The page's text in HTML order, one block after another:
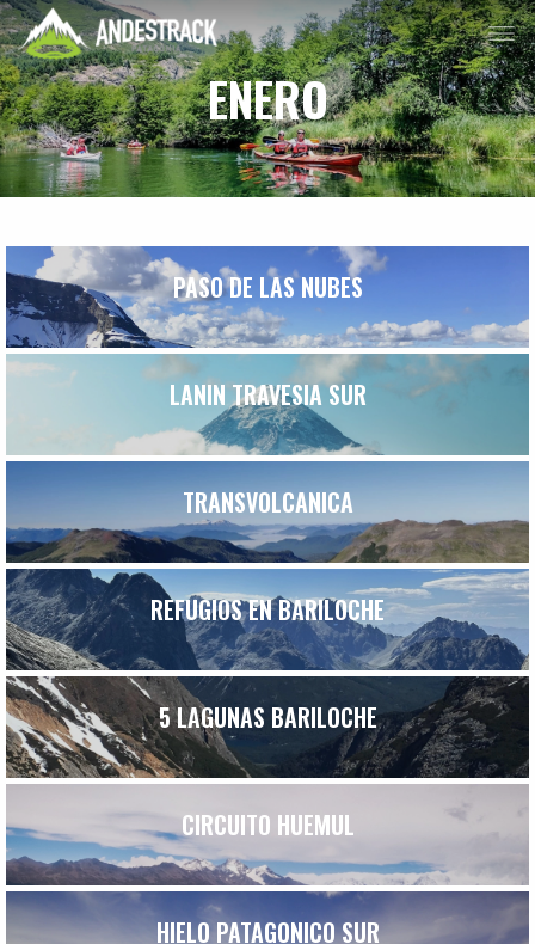
ENERO
PASO DE LAS NUBES
LANIN TRAVESIA SUR
TRANSVOLCANICA
REFUGIOS EN BARILOCHE
5 LAGUNAS BARILOCHE
CIRCUITO HUEMUL
HIELO PATAGONICO SUR